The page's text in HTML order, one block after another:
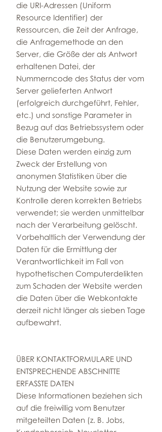
die URI-Adressen (Uniform
Resource Identifier) der
Ressourcen, die Zeit der Anfrage,
die Anfragemethode an den
Server, die Größe der als Antwort
erhaltenen Datei, der
Nummerncode des Status der vom
Server gelieferten Antwort
(erfolgreich durchgeführt, Fehler,
etc.) und sonstige Parameter in
Bezug auf das Betriebssystem oder
die Benutzerumgebung.
Diese Daten werden einzig zum
Zweck der Erstellung von
anonymen Statistiken über die
Nutzung der Website sowie zur
Kontrolle deren korrekten Betriebs
verwendet; sie werden unmittelbar
nach der Verarbeitung gelöscht.
Vorbehaltlich der Verwendung der
Daten für die Ermittlung der
Verantwortlichkeit im Fall von
hypothetischen Computerdelikten
zum Schaden der Website werden
die Daten über die Webkontakte
derzeit nicht länger als sieben Tage
aufbewahrt.
ÜBER KONTAKTFORMULARE UND
ENTSPRECHENDE ABSCHNITTE
ERFASSTE DATEN
Diese Informationen beziehen sich
auf die freiwillig vom Benutzer
mitgeteilten Daten (z. B. Jobs,